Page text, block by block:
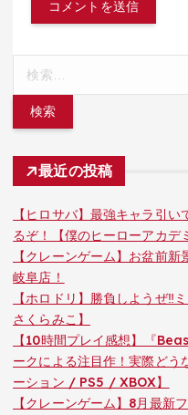
最近の投稿
【ヒロサバ】最強キャラ引
るぞ！【僕のヒーローアカデ
【クレーンゲーム】お盆前
岐阜店！
【ホロドリ】勝負しようぜ‼
さくらみこ】
【10時間プレイ感想】『
ークによる注目作！実際どう
ーション / PS5 / XBOX】
【クレーンゲーム】8月最新